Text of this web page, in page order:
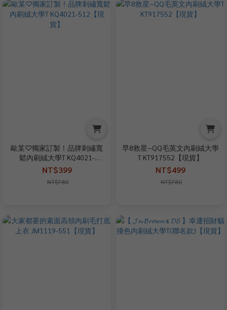
歐某♡獨家訂製！品牌刺繡寬
鬆內刷絨大學T KQ4021-
512【現貨】
NT$399
NT$780
早8救星~QQ毛英文內刷絨大學
T KT917552【現貨】
NT$499
NT$780